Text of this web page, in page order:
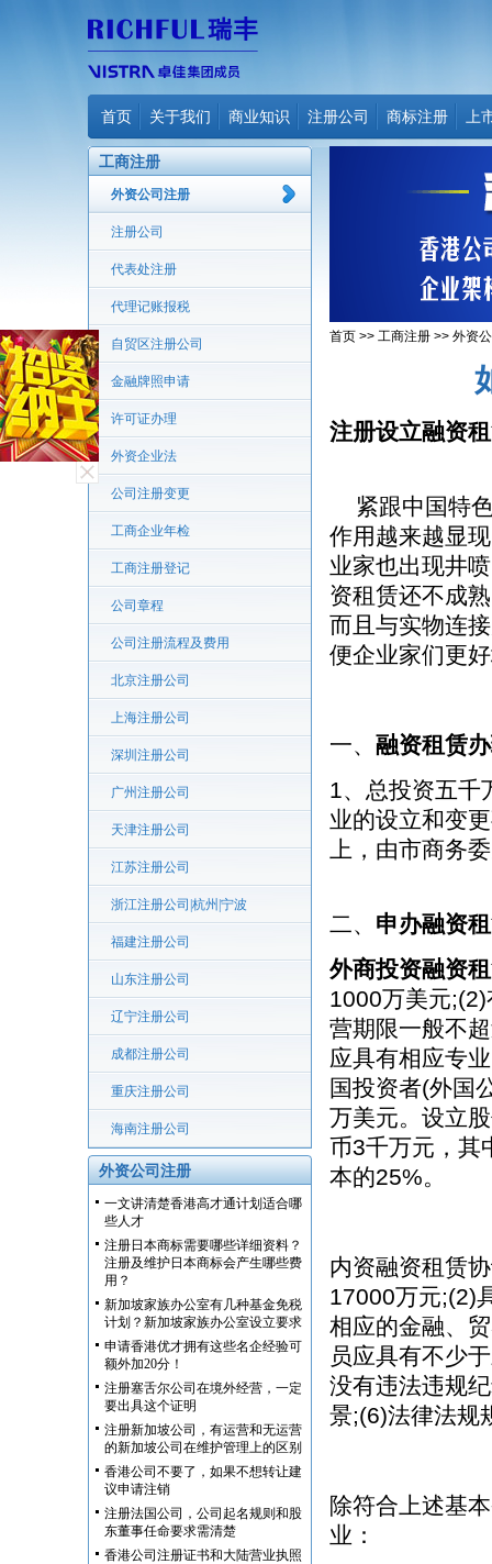
首页 关于我们 商业知识 注册公司 商标注册 上
工商注册
外资公司注册
注册公司
代表处注册
代理记账报税
自贸区注册公司
金融牌照申请
许可证办理
外资企业法
公司注册变更
工商企业年检
工商注册登记
公司章程
公司注册流程及费用
北京注册公司
上海注册公司
深圳注册公司
广州注册公司
天津注册公司
江苏注册公司
浙江注册公司|杭州|宁波
福建注册公司
山东注册公司
辽宁注册公司
成都注册公司
重庆注册公司
海南注册公司
外资公司注册
一文讲清楚香港高才通计划适合哪
些人才
注册日本商标需要哪些详细资料？
注册及维护日本商标会产生哪些费
用？
新加坡家族办公室有几种基金免税
计划？新加坡家族办公室设立要求
申请香港优才拥有这些名企经验可
额外加20分！
注册塞舌尔公司在境外经营，一定
要出具这个证明
注册新加坡公司，有运营和无运营
的新加坡公司在维护管理上的区别
香港公司不要了，如果不想转让建
议申请注销
注册法国公司，公司起名规则和股
东董事任命要求需清楚
香港公司注册证书和大陆营业执照
首页 >> 工商注册 >> 外资
注册设立融资
紧跟中国特
作用越来越显
业家也出现井
资租赁还不成
而且与实物连
便企业家们更
一、 融资租赁
1、总投资五千
业的设立和变
上，由市商务
二、 申办融资
外商投资融资
1000万美元
营期限一般不
应具有相应专
国投资者(外国
万美元。设立
币3千万元，其
本的25%。
内资融资租赁
17000万元;(2)
相应的金融、
员应具有不少
没有违法违规
景;(6)法律法规
除符合上述基
业：